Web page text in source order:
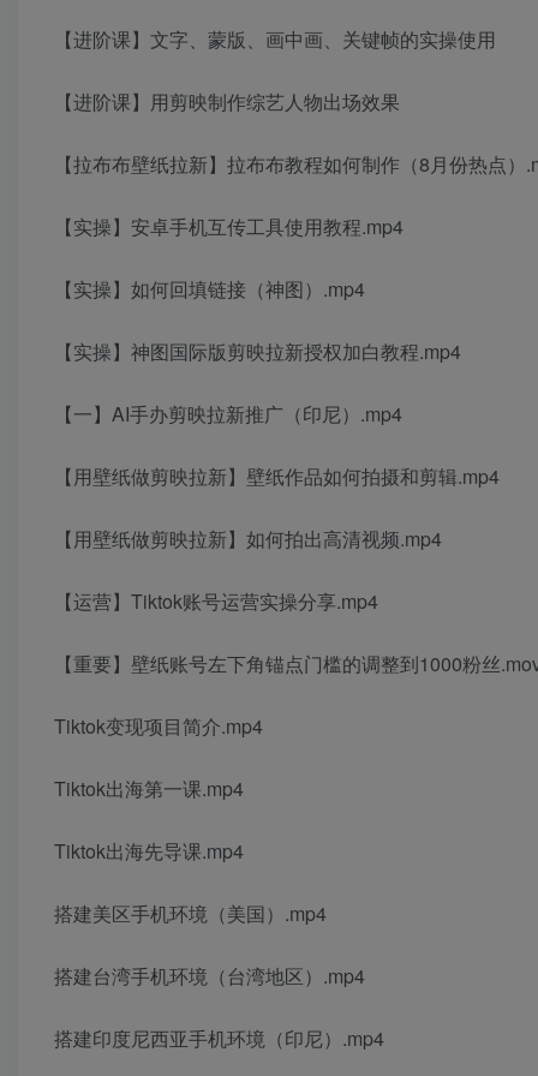
【进阶课】文字、蒙版、画中画、关键帧的实操使用
【进阶课】用剪映制作综艺人物出场效果
【拉布布壁纸拉新】拉布布教程如何制作（8月份热点）
【实操】安卓手机互传工具使用教程.mp4
【实操】如何回填链接（神图）.mp4
【实操】神图国际版剪映拉新授权加白教程.mp4
【一】AI手办剪映拉新推广（印尼）.mp4
【用壁纸做剪映拉新】壁纸作品如何拍摄和剪辑.mp4
【用壁纸做剪映拉新】如何拍出高清视频.mp4
【运营】Tiktok账号运营实操分享.mp4
【重要】壁纸账号左下角锚点门槛的调整到1000粉丝
Tiktok变现项目简介.mp4
Tiktok出海第一课.mp4
Tiktok出海先导课.mp4
搭建美区手机环境（美国）.mp4
搭建台湾手机环境（台湾地区）.mp4
搭建印度尼西亚手机环境（印尼）.mp4